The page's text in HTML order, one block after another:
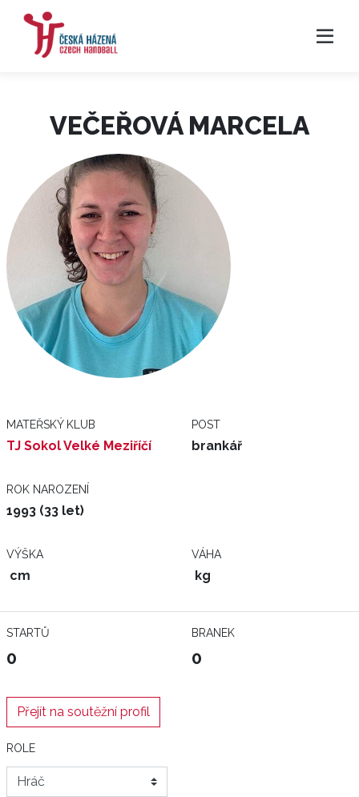
VEČEŘOVÁ MARCELA
MATEŘSKÝ KLUB
TJ Sokol Velké Meziříčí
POST
brankář
ROK NAROZENÍ
1993 (33 let)
VÝŠKA
cm
VÁHA
kg
STARTŮ
0
BRANEK
0
Přejít na soutěžní profil
ROLE